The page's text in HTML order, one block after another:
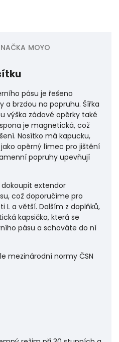
MOYO
pásu je řešeno
a brzdou na popruhu. Šířka
výška zádové opěrky také
je magnetická, což
Nosítko má kapucku,
opěrný límec pro jištění
popruhy upevňují
extendor
což doporučíme pro
L a větší. Dalším z doplňků,
kapsička, která se
pásu a schováte do ní
mezinárodní normy ČSN